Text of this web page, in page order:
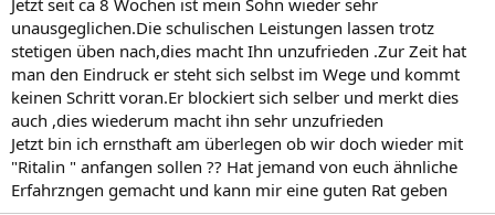
unausgeglichen.Die schulischen Leistungen lassen trotz
stetigen üben nach,dies macht Ihn unzufrieden .Zur Zeit hat
man den Eindruck er steht sich selbst im Wege und kommt
keinen Schritt voran.Er blockiert sich selber und merkt dies
auch ,dies wiederum macht ihn sehr unzufrieden
Jetzt bin ich ernsthaft am überlegen ob wir doch wieder mit
"Ritalin " anfangen sollen ?? Hat jemand von euch ähnliche
Erfahrzngen gemacht und kann mir eine guten Rat geben